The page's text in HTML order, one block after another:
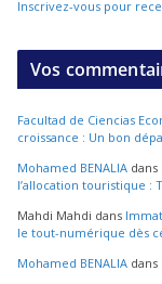
Inscrivez-vous pour
Vos
Facultad de Ciencias
croissance : Un bon
Mohamed BENALIA dans
l’allocation touristique :
Mahdi Mahdi dans
le tout-numérique dès
Mohamed BENALIA dans